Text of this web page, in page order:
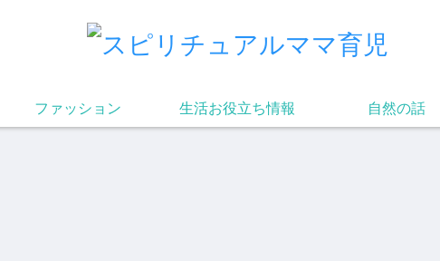
ファッション 生活お役立ち情報 自然の話